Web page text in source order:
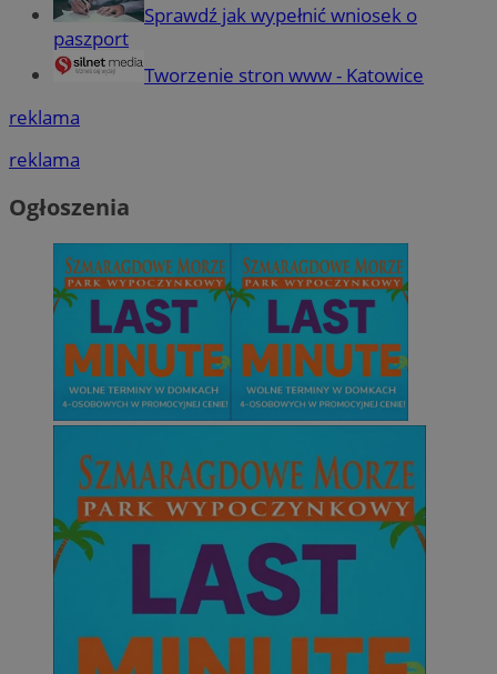
Sprawdź jak wypełnić wniosek o
paszport
Tworzenie stron www - Katowice
reklama
reklama
Ogłoszenia